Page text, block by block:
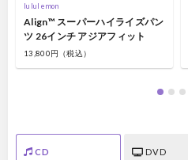
lululemon
Align™ スーパーハイライズパン
ツ 26インチ アジアフィット
13,800円（税込）
CD DVD